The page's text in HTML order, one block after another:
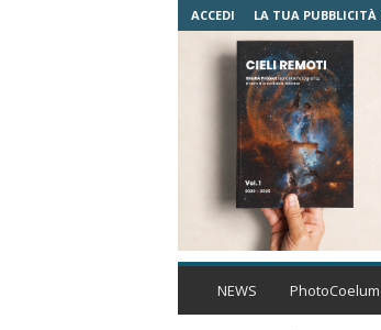
ACCEDI LA TUA PUBBLICITÀ
NEWS PhotoCoelum